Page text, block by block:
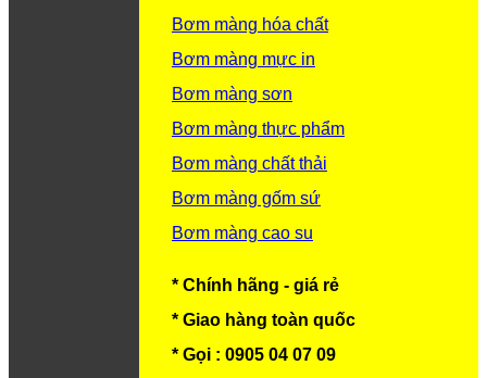
Bơm màng hóa chất
Bơm màng mực in
Bơm màng sơn
Bơm màng thực phẩm
Bơm màng chất thải
Bơm màng gốm sứ
Bơm màng cao su
* Chính hãng - giá rẻ
* Giao hàng toàn quốc
* Gọi : 0905 04 07 09